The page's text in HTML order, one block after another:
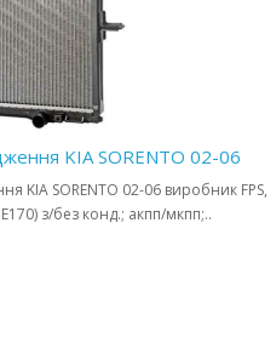
KIA SORENTO 02-06
KIA SORENTO 02-06 виробник FPS,
з/без конд.; акпп/мкпп;..